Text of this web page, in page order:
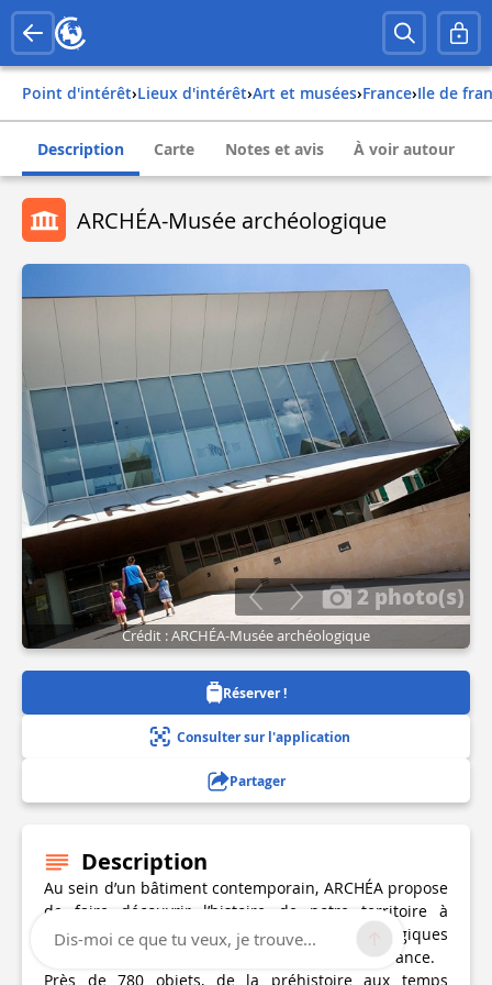
Point d'intérêt› Lieux d'intérêt› Art et musées› france› ile de
Description Carte Notes et avis À voir autour
ARCHÉA-Musée archéologique
2 photo(s)
Crédit : ARCHÉA-Musée archéologique
Réserver !
Consulter sur l'application
Partager
Description
Au sein d’un bâtiment contemporain, ARCHÉA propose
de faire découvrir l’histoire de notre territoire à
travers le résultat des recherches archéologiques
menées depuis 40 ans au nord-est de l’Île-de-France.
Près de 780 objets, de la préhistoire aux temps
Dis-moi ce que tu veux, je trouve...